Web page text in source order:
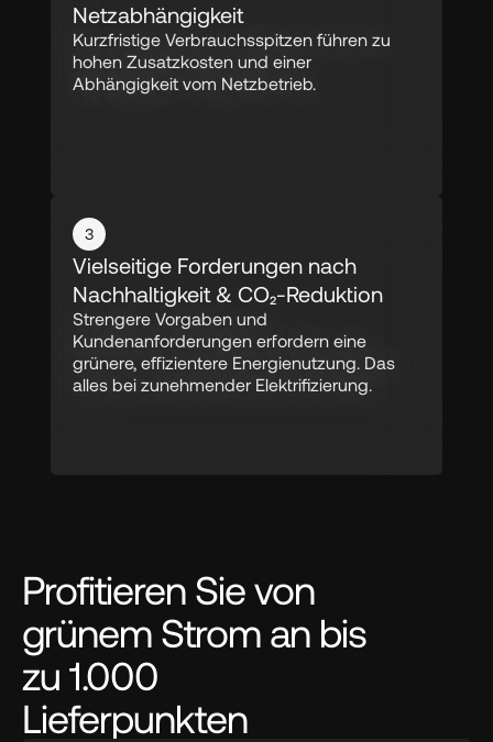
Netzabhängigkeit
Kurzfristige Verbrauchsspitzen führen zu
hohen Zusatzkosten und einer
Abhängigkeit vom Netzbetrieb.
3
Vielseitige Forderungen nach
Nachhaltigkeit & CO₂-Reduktion
Strengere Vorgaben und
Kundenanforderungen erfordern eine
grünere, effizientere Energienutzung. Das
alles bei zunehmender Elektrifizierung.
Profitieren Sie von
grünem Strom an bis
zu 1.000
Lieferpunkten